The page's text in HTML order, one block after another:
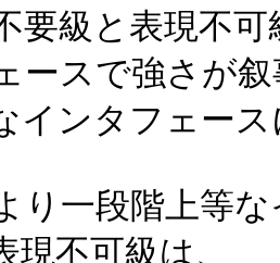
要級と表現不
ースで強さが
インタフェー
り一段階上等
現不可級は、